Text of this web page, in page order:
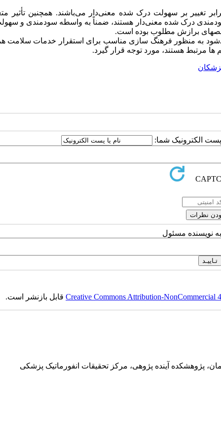
تغییر بر سهولت درک شده معنی‌دار می‌باشند. همچنین تأثیر
سودمندی درک شده معنی‌دار هستند، ضمناً به واسطه سودمندی و
برازش مطلوب بوده است.
به منظور فرهنگ­ سازی مناسب برای استقرار خدمات سلامت
مرتبط هستند، مورد توجه قرار گیرد.
پست الکترونیک شما:
نویسنده مسئول
Creative Commons Attribution-NonCommercialقابل بازنشر است.
پژوهشکده آینده پژوهی، مرکز تحقیقات انفورماتیک پزشکی